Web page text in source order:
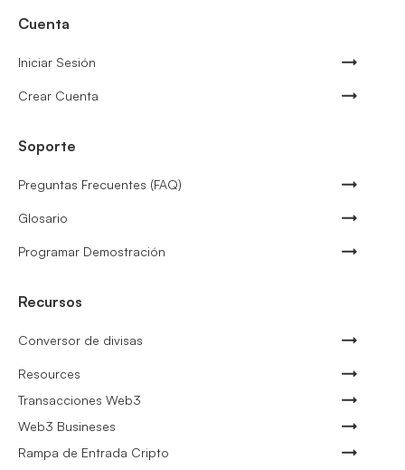
Cuenta
Iniciar Sesión
Crear Cuenta
Soporte
Preguntas Frecuentes (FAQ)
Glosario
Programar Demostración
Recursos
Conversor de divisas
Resources
Transacciones Web3
Web3 Busineses
Rampa de Entrada Cripto